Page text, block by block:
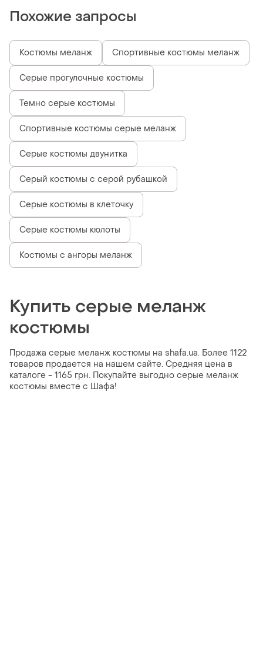
Похожие запросы
Костюмы меланж Спортивные костюмы меланж
Серые прогулочные костюмы
Темно серые костюмы
Спортивные костюмы серые меланж
Серые костюмы двунитка
Серый костюмы с серой рубашкой
Серые костюмы в клеточку
Серые костюмы кюлоты
Костюмы с ангоры меланж
Купить серые меланж
костюмы
Продажа серые меланж костюмы на shafa.ua. Более 1122
товаров продается на нашем сайте. Средняя цена в
каталоге - 1165 грн. Покупайте выгодно серые меланж
костюмы вместе с Шафа!